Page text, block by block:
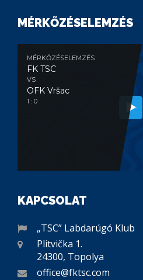
MÉRKŐZÉSELEMZÉS
MÉRKŐZÉSELEMZÉS
FK TSC
VS
OFK Vršac
1 : 0
KAPCSOLAT
„TSC” Labdarúgó Klub
Plitvička 1.
24300, Topolya
office@fktsc.com